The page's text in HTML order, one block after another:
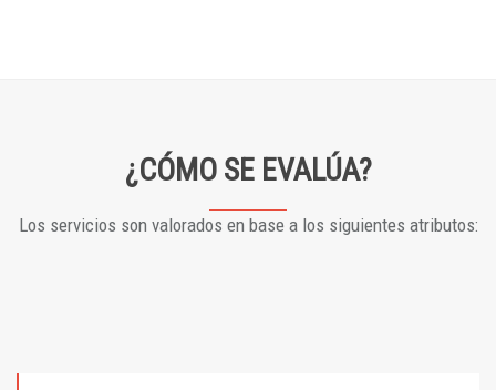
¿CÓMO SE EVALÚA?
Los servicios son valorados en base a los siguientes atributos: